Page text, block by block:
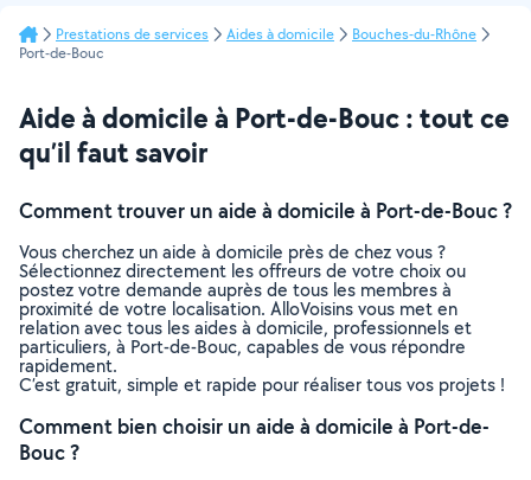
Prestations de services Aides à domicile
Bouches-du-Rhône
Port-de-Bouc
Aide à domicile à Port-de-Bouc : tout ce
qu’il faut savoir
Comment trouver un aide à domicile à Port-de-Bouc ?
Vous cherchez un aide à domicile près de chez vous ?
Sélectionnez directement les offreurs de votre choix ou
postez votre demande auprès de tous les membres à
proximité de votre localisation. AlloVoisins vous met en
relation avec tous les aides à domicile, professionnels et
particuliers, à Port-de-Bouc, capables de vous répondre
rapidement.
C’est gratuit, simple et rapide pour réaliser tous vos projets !
Comment bien choisir un aide à domicile à Port-de-
Bouc ?